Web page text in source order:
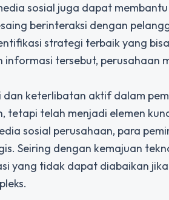
sosial juga dapat
berinteraksi dengan
strategi terbaik yang
informasi tersebut, perusahaan
dan keterlibatan aktif dalam
tetapi telah menjadi elemen
sosial perusahaan, para
Seiring dengan kemajuan
yang tidak dapat diabaikan